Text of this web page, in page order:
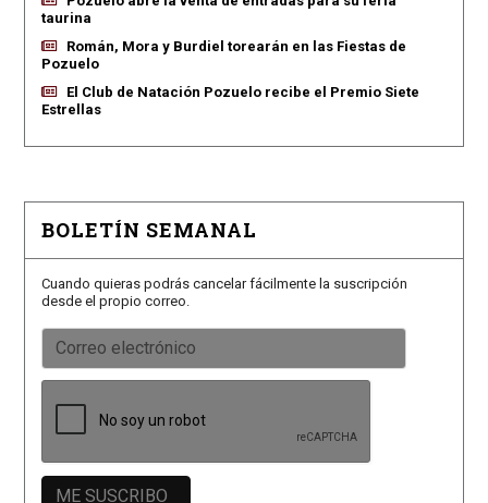
taurina
Román, Mora y Burdiel torearán en las Fiestas de
Pozuelo
El Club de Natación Pozuelo recibe el Premio Siete
Estrellas
BOLETÍN SEMANAL
Cuando quieras podrás cancelar fácilmente la suscripción
desde el propio correo.